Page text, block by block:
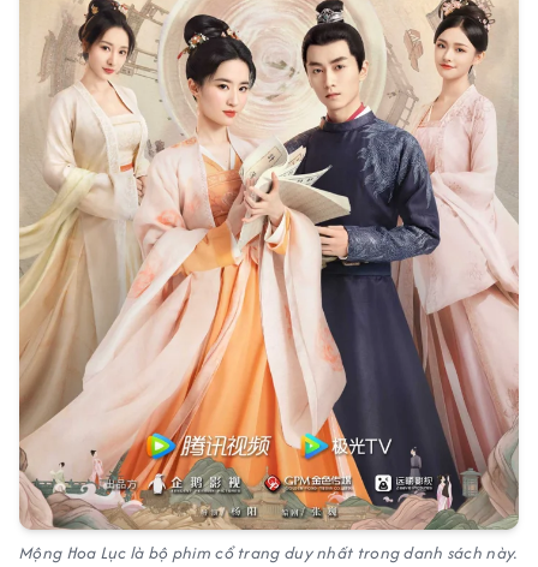
Mộng Hoa Lục là bộ phim cổ trang duy nhất trong danh sách này.